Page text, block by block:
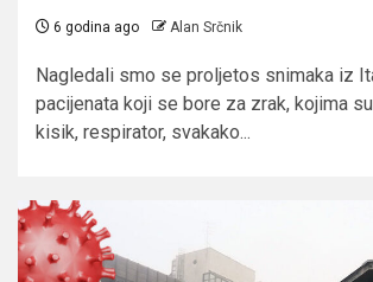
6 godina ago Alan Srčnik
Nagledali smo se proljetos snimaka iz
pacijenata koji se bore za zrak, kojima
kisik, respirator, svakako...